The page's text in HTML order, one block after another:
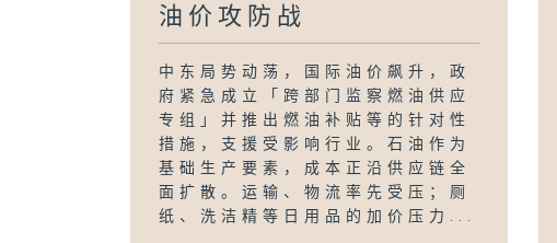
油价攻防战
中东局势动荡，国际油价飙升，政
府紧急成立「跨部门监察燃油供应
专组」并推出燃油补贴等的针对性
措施，支援受影响行业。石油作为
基础生产要素，成本正沿供应链全
面扩散。运输、物流率先受压；厕
纸、洗洁精等日用品的加价压力...